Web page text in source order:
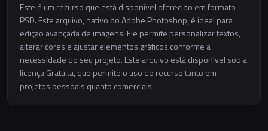
Este é um recurso que está disponível oferecido em formato
PSD. Este arquivo, nativo do Adobe Photoshop, é ideal para
edição avançada de imagens. Ele permite personalizar textos,
alterar cores e ajustar elementos gráficos conforme a
necessidade do seu projeto. Este arquivo está disponível sob a
licença Gratuita, que permite o uso do recurso tanto em
projetos pessoais quanto comerciais.